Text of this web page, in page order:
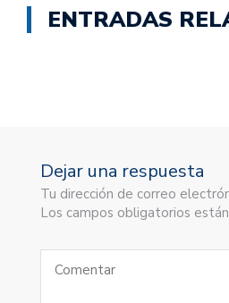
ENTRADAS
Dejar una respuesta
Tu dirección de correo
Los campos obligatorios